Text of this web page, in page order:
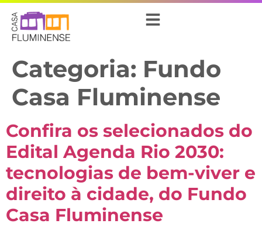
Categoria: Fundo
Casa Fluminense
Confira os selecionados do
Edital Agenda Rio 2030:
tecnologias de bem-viver e
direito à cidade, do Fundo
Casa Fluminense